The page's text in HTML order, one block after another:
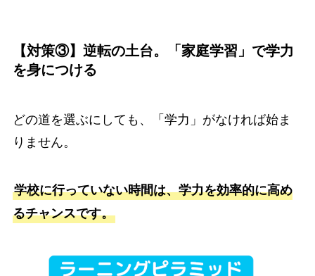
【対策③】逆転の土台。「家庭学習」で学力
を身につける
どの道を選ぶにしても、「学力」がなければ始ま
りません。
学校に行っていない時間は、学力を効率的に高め
るチャンスです。